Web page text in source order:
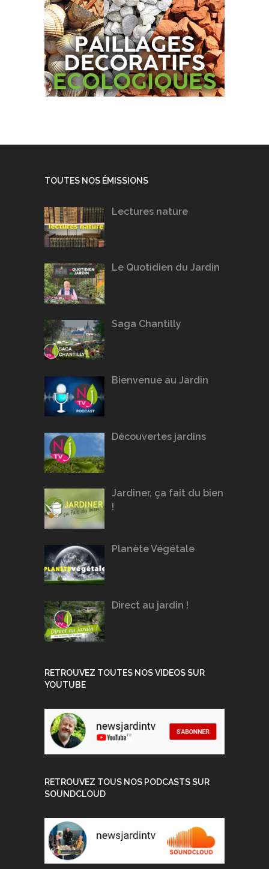
TOUTES NOS ÉMISSIONS
Lectures nature
Le Quotidien du Jardin
Saga Chantilly
Bienvenue au Jardin
Découvertes jardins
Jardiner, ça fait du bien
!
Planète Végétale
Direct au jardin !
RETROUVEZ TOUTES NOS VIDEOS SUR
YOUTUBE
RETROUVEZ TOUS NOS PODCASTS SUR
SOUNDCLOUD